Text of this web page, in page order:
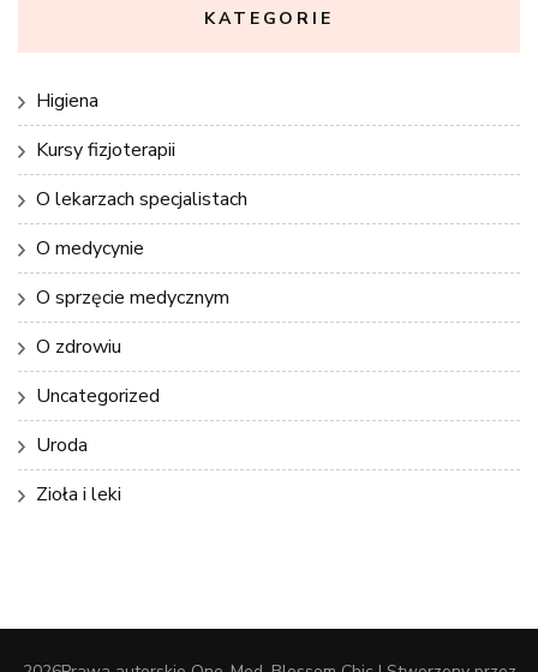
KATEGORIE
Higiena
Kursy fizjoterapii
O lekarzach specjalistach
O medycynie
O sprzęcie medycznym
O zdrowiu
Uncategorized
Uroda
Zioła i leki